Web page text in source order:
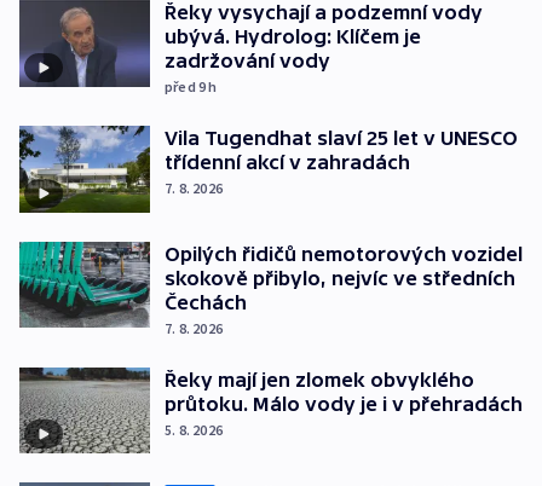
Řeky vysychají a podzemní vody
ubývá. Hydrolog: Klíčem je
zadržování vody
před 9h
Vila Tugendhat slaví 25 let v UNESCO
třídenní akcí v zahradách
7. 8. 2026
Opilých řidičů nemotorových vozidel
skokově přibylo, nejvíc ve středních
Čechách
7. 8. 2026
Řeky mají jen zlomek obvyklého
průtoku. Málo vody je i v přehradách
5. 8. 2026